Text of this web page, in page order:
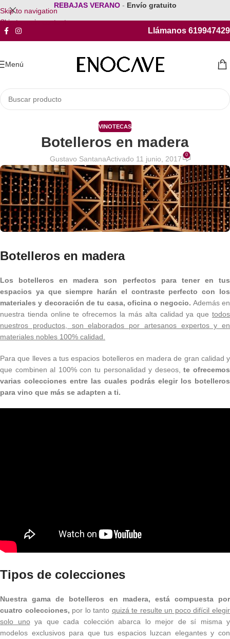
Skip to navigation
Skip to main content
REBAJAS VERANO - Envío gratuito
Llámanos 619947429
Menú
VINOTECAS
Botelleros en madera
Gustavo SantanaActivado 11 junio, 2017 0
Botelleros en madera
Los botelleros en madera son perfectos para tener en tus
espacios ya que siempre harán el contraste perfecto con los
materiales y decoración de tu casa, oficina o negocio. Además en
nuestra tienda online te ofrecemos la más alta calidad ya que todos
nuestros productos, son elaborados por artesanos expertos y en
materiales nobles 100% calidad.
Para que lleves a tus espacios botelleros en madera de gran calidad y
que combinen al 100% con tu personalidad y deseos,te ofrecemos
varias colecciones entre las cuales podrás elegir los botelleros
para vino que más se adapten a ti.
Tipos de colecciones
Nuestra gama de botelleros en madera, está compuesta por
cuatro colecciones, por lo tanto quizá te resulte un poco difícil elegir
solo uno ya que cada colección abarca lo mejor de sí misma y
modelos exclusivos para que tus espacios luzcan elegantes y con